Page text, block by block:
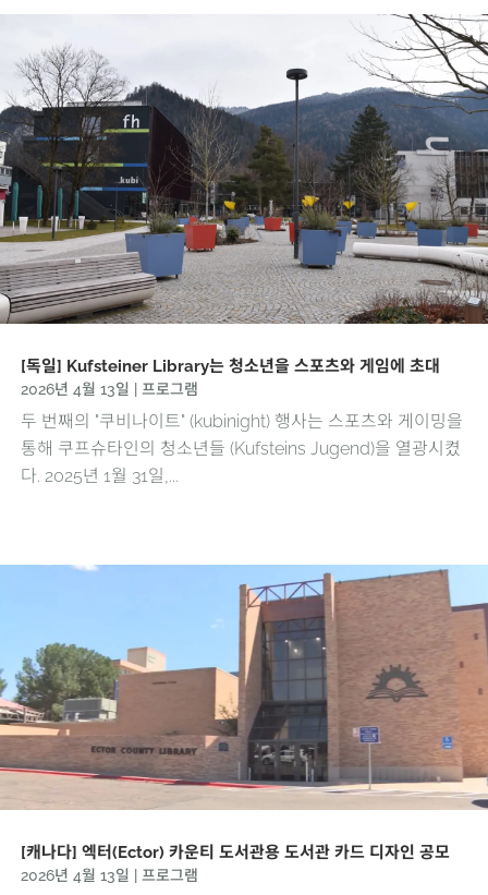
[독일] Kufsteiner Library는 청소년을 스포츠와 게임에 초대
2026년 4월 13일 프로그램
두 번째의 "쿠비나이트" (kubinight) 행사는 스포츠와 게이밍을
통해 쿠프슈타인의 청소년들 (Kufsteins Jugend)을 열광시켰
다. 2025년 1월 31일,...
[캐나다] 엑터(Ector) 카운티 도서관용 도서관 카드 디자인 공모
2026년 4월 13일 프로그램